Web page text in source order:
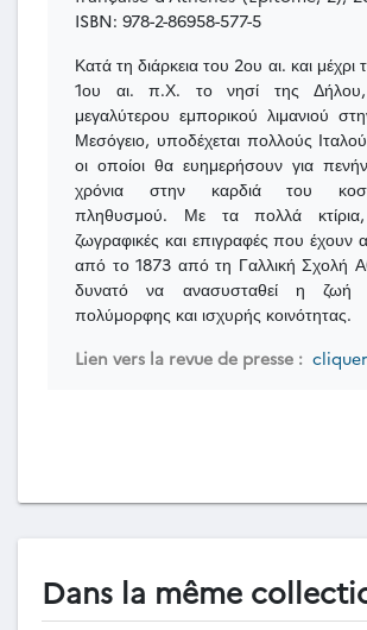
ISBN: 978-2-86958-577-5
Κατά τη διάρκεια του 2ου αι. και μέχρι
1ου αι. π.Χ. το νησί της
μεγαλύτερου εμπορικού λιμανιού
Μεσόγειο, υποδέχεται πολλούς
οι οποίοι θα ευημερήσουν για
χρόνια στην καρδιά του
πληθυσμού. Με τα πολλά κτίρια,
ζωγραφικές και επιγραφές που έχουν
από το 1873 από τη Γαλλική Σχολή
δυνατό να ανασυσταθεί η ζωή
πολύμορφης και ισχυρής κοινότητας.
Lien vers la revue de presse :
Dans la même